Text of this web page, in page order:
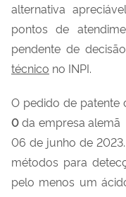
alternativa
pontos de
pendente de
técnico no INPI.
O pedido de patente
0da empresa alemã
06 de junho de
métodos para
pelo menos um